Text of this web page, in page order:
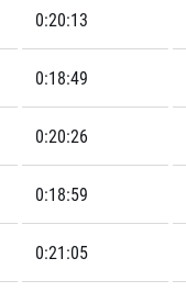
0:20:13
0:18:49
0:20:26
0:18:59
0:21:05